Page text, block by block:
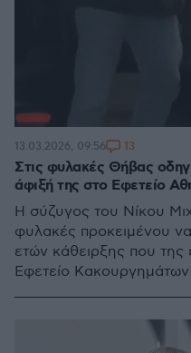
Στις φυλακές Θήβας
άφιξή της στο Εφετείο
Η σύζυγος του Νίκου
φυλακές προκειμένου να
ετών κάθειρξης που
Εφετείο Κακουργημάτων
13.03.2026, 09:56 13